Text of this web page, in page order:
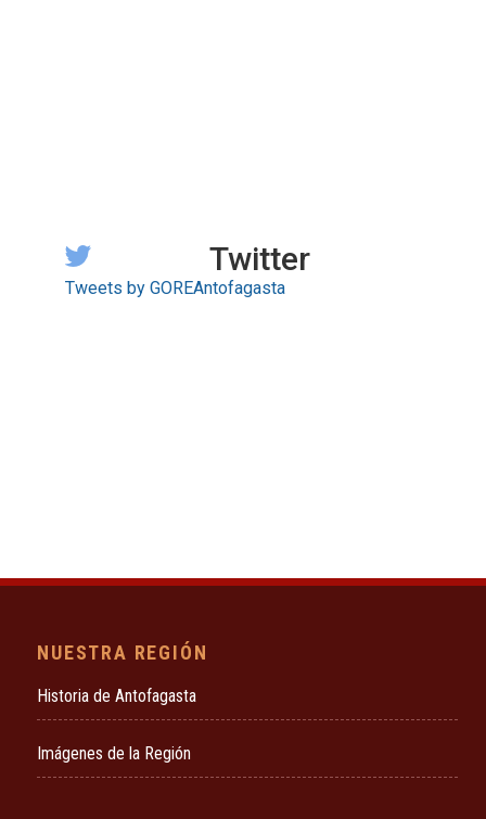
Twitter
Tweets by GOREAntofagasta
NUESTRA REGIÓN
Historia de Antofagasta
Imágenes de la Región